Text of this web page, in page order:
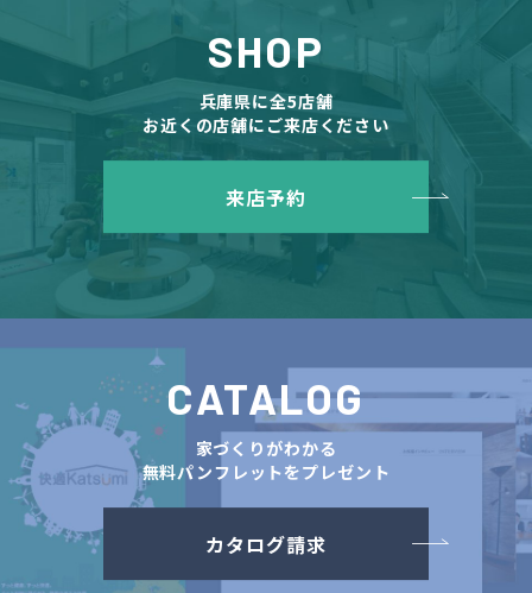
SHOP
兵庫県に全5店舗
お近くの店舗にご来店ください
来店予約
CATALOG
家づくりがわかる
無料パンフレットをプレゼント
カタログ請求